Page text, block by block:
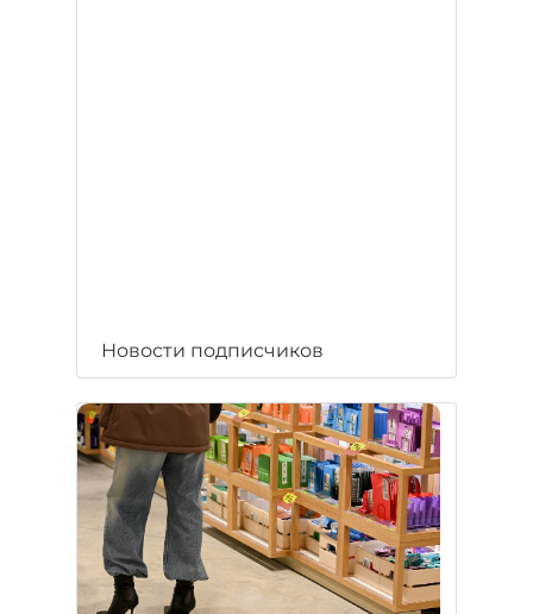
Новости подписчиков